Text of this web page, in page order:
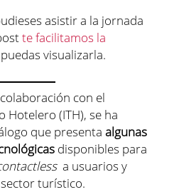
asistir a la jornada
te facilitamos la
visualizarla.
con el
Hotelero (ITH), se ha
que presenta algunas
disponibles para
a usuarios y
turístico.